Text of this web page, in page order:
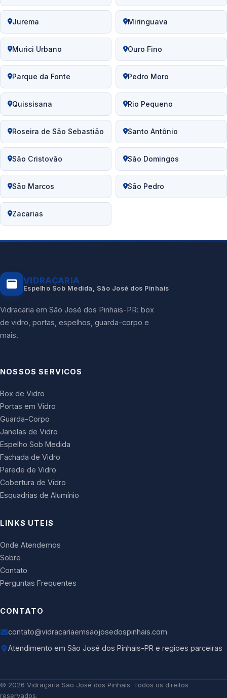
Jurema Miringuava
Murici Urbano Ouro Fino
Parque da Fonte Pedro Moro
Quissisana Rio Pequeno
Roseira de São Sebastião Santo Antônio
São Cristovão São Domingos
São Marcos São Pedro
Zacarias
VIDRAÇARIA
Espelho Sob Medida, São José dos Pinhais
Vidracaria em São José dos Pinhais-PR: box
de vidro, portas, espelhos, guarda-corpo e
mais.
NOSSOS SERVICOS
Box de Vidro
Portas em Vidro
Guarda-Corpo
Janelas de Vidro
Espelho Sob Medida
Fachada de Vidro
Parede de Vidro
Cobertura de Vidro
Esquadrias de Alumínio
LINKS UTEIS
Onde Atendemos
Sobre
Contato
Perguntas Frequentes
CONTATO
contato@vidracariaemsaojosedospinhais.com
Atendimento em São José dos Pinhais-PR e regioes parceiras
© 2026 Vidraçaria São José dos Pinhais. Todos os direitos
reservados.